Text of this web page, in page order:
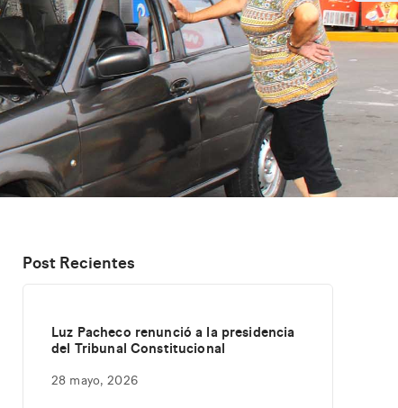
Post Recientes
Luz Pacheco renunció a la presidencia
del Tribunal Constitucional
28 mayo, 2026